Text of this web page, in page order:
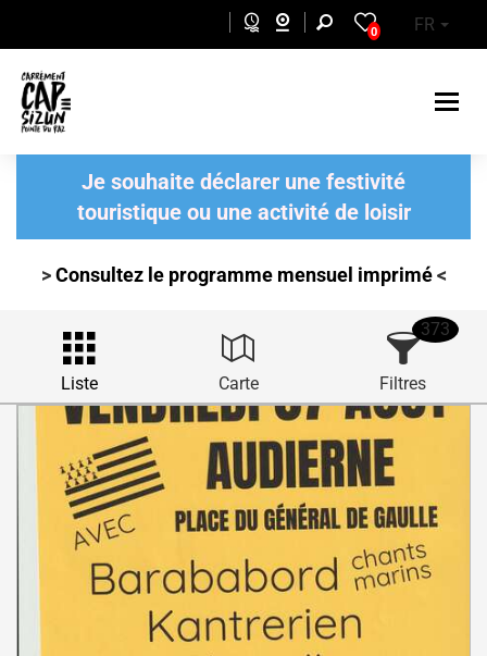
0 FR
Je souhaite déclarer une festivité
touristique ou une activité de loisir
>Consultez le programme mensuel imprimé<
Liste Carte Filtres
373